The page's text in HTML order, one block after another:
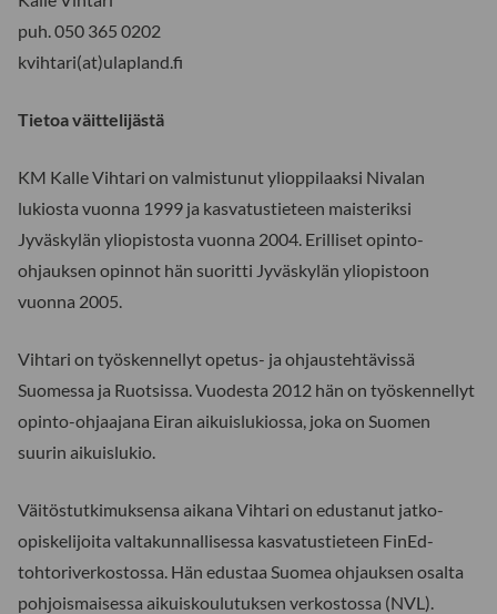
puh. 050 365 0202
kvihtari(at)ulapland.fi
Tietoa väittelijästä
KM Kalle Vihtari on valmistunut ylioppilaaksi Nivalan
lukiosta vuonna 1999 ja kasvatustieteen maisteriksi
Jyväskylän yliopistosta vuonna 2004. Erilliset opinto-
ohjauksen opinnot hän suoritti Jyväskylän yliopistoon
vuonna 2005.
Vihtari on työskennellyt opetus- ja ohjaustehtävissä
Suomessa ja Ruotsissa. Vuodesta 2012 hän on työskennellyt
opinto-ohjaajana Eiran aikuislukiossa, joka on Suomen
suurin aikuislukio.
Väitöstutkimuksensa aikana Vihtari on edustanut jatko-
opiskelijoita valtakunnallisessa kasvatustieteen FinEd-
tohtoriverkostossa. Hän edustaa Suomea ohjauksen osalta
pohjoismaisessa aikuiskoulutuksen verkostossa (NVL).